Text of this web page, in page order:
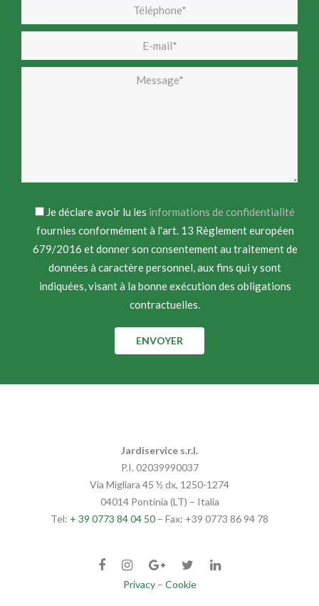
Je déclare avoir lu les informations de confidentialité
fournies conformément à l'art. 13 Règlement européen
679/2016 et donner son consentement au traitement de
données à caractère personnel, aux fins qui y sont
indiquées, visant à la bonne exécution des obligations
contractuelles.
Jardiservice s.r.l.
P.I. 02039990037
Via Migliara 45 ½ dx, 1250-1274
04014 Pontinia (LT) – Italia
Tel: + 39 0773 84 04 50 – Fax: +39 0773 86 94 78
Privacy– Cookie